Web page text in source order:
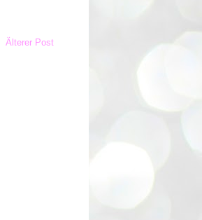
Älterer Post